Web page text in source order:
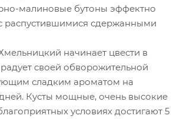
малиновые бутоны эффектно
распустившимися сдержанными
начинает цвести в
своей обворожительной
сладким ароматом на
Кусты мощные, очень высокие
условиях достигают 5